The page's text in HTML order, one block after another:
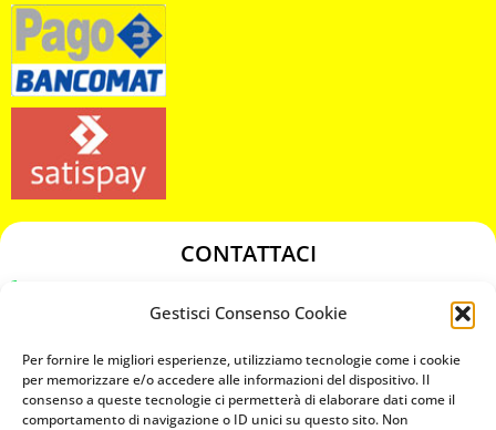
Gestisci Consenso Cookie
Per fornire le migliori esperienze, utilizziamo tecnologie come i cookie
per memorizzare e/o accedere alle informazioni del dispositivo. Il
consenso a queste tecnologie ci permetterà di elaborare dati come il
comportamento di navigazione o ID unici su questo sito. Non
CONTATTACI
chiavicodificate@gmail.com
Privacy Policy